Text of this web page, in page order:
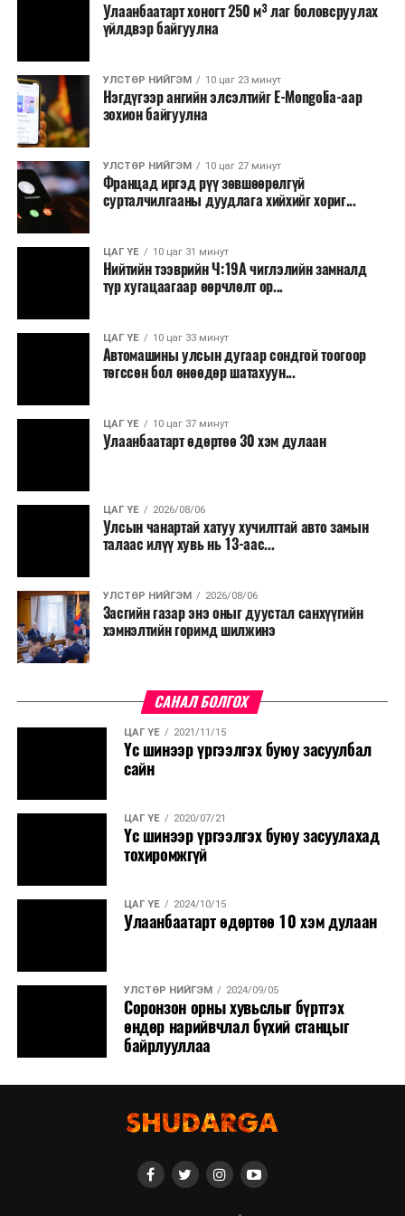
Улаанбаатарт хоногт 250 м³ лаг боловсруулах
үйлдвэр байгуулна
УЛСТӨР НИЙГЭМ 10 цаг 23 минут
Нэгдүгээр ангийн элсэлтийг E-Mongolia-аар
зохион байгуулна
УЛСТӨР НИЙГЭМ 10 цаг 27 минут
Францад иргэд рүү зөвшөөрөлгүй
сурталчилгааны дуудлага хийхийг хориг...
ЦАГ ҮЕ 10 цаг 31 минут
Нийтийн тээврийн Ч:19А чиглэлийн замналд
түр хугацаагаар өөрчлөлт ор...
ЦАГ ҮЕ 10 цаг 33 минут
Автомашины улсын дугаар сондгой тоогоор
төгссөн бол өнөөдөр шатахуун...
ЦАГ ҮЕ 10 цаг 37 минут
Улаанбаатарт өдөртөө 30 хэм дулаан
ЦАГ ҮЕ 2026/08/06
Улсын чанартай хатуу хучилттай авто замын
талаас илүү хувь нь 13-аас...
УЛСТӨР НИЙГЭМ 2026/08/06
Засгийн газар энэ оныг дуустал санхүүгийн
хэмнэлтийн горимд шилжинэ
САНАЛ БОЛГОХ
ЦАГ ҮЕ 2021/11/15
Үс шинээр үргээлгэх буюу засуулбал
сайн
ЦАГ ҮЕ 2020/07/21
Үс шинээр үргээлгэх буюу засуулахад
тохиромжгүй
ЦАГ ҮЕ 2024/10/15
Улаанбаатарт өдөртөө 10 хэм дулаан
УЛСТӨР НИЙГЭМ 2024/09/05
Соронзон орны хувьслыг бүртгэх
өндөр нарийвчлал бүхий станцыг
байрлууллаа